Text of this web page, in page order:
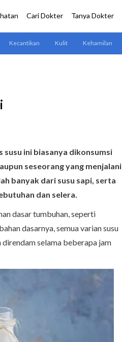
susu ini biasanya dikonsumsi
seseorang yang menjalani
banyak dari susu sapi, serta
dan selera.
dasar tumbuhan, seperti
dasarnya, semua varian susu
direndam selama beberapa jam